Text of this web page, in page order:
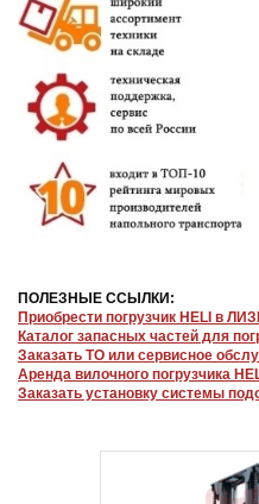
ПОЛЕЗНЫЕ ССЫЛКИ:
Приобрести погрузчик HELI в
Каталог запасных частей для
Заказать ТО или сервисное
Аренда вилочного погрузчика
Заказать установку системы